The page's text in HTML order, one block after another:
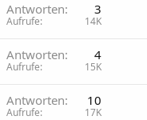
Antworten 3
Aufrufe 14K
Antworten 4
Aufrufe 15K
Antworten 10
Aufrufe 17K